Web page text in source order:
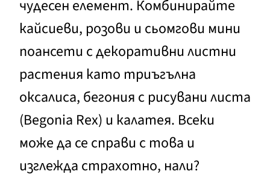
чудесен елемент. Комбинирайте
кайсиеви, розови и сьомгови мини
поансети с декоративни листни
растения като триъгълна
оксалиса, бегония с рисувани листа
(Begonia Rex) и калатея. Всеки
може да се справи с това и
изглежда страхотно, нали?